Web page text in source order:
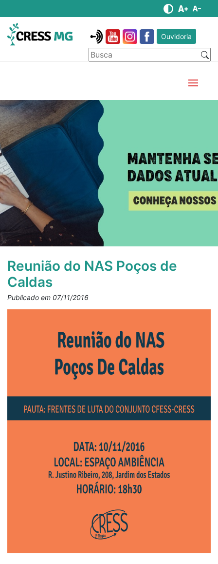
Ouvidoria
Reunião do NAS Poços de
Caldas
Publicado em 07/11/2016